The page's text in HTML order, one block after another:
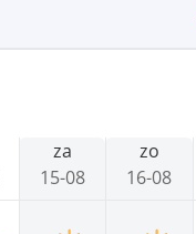
za
15-08
zo
16-08